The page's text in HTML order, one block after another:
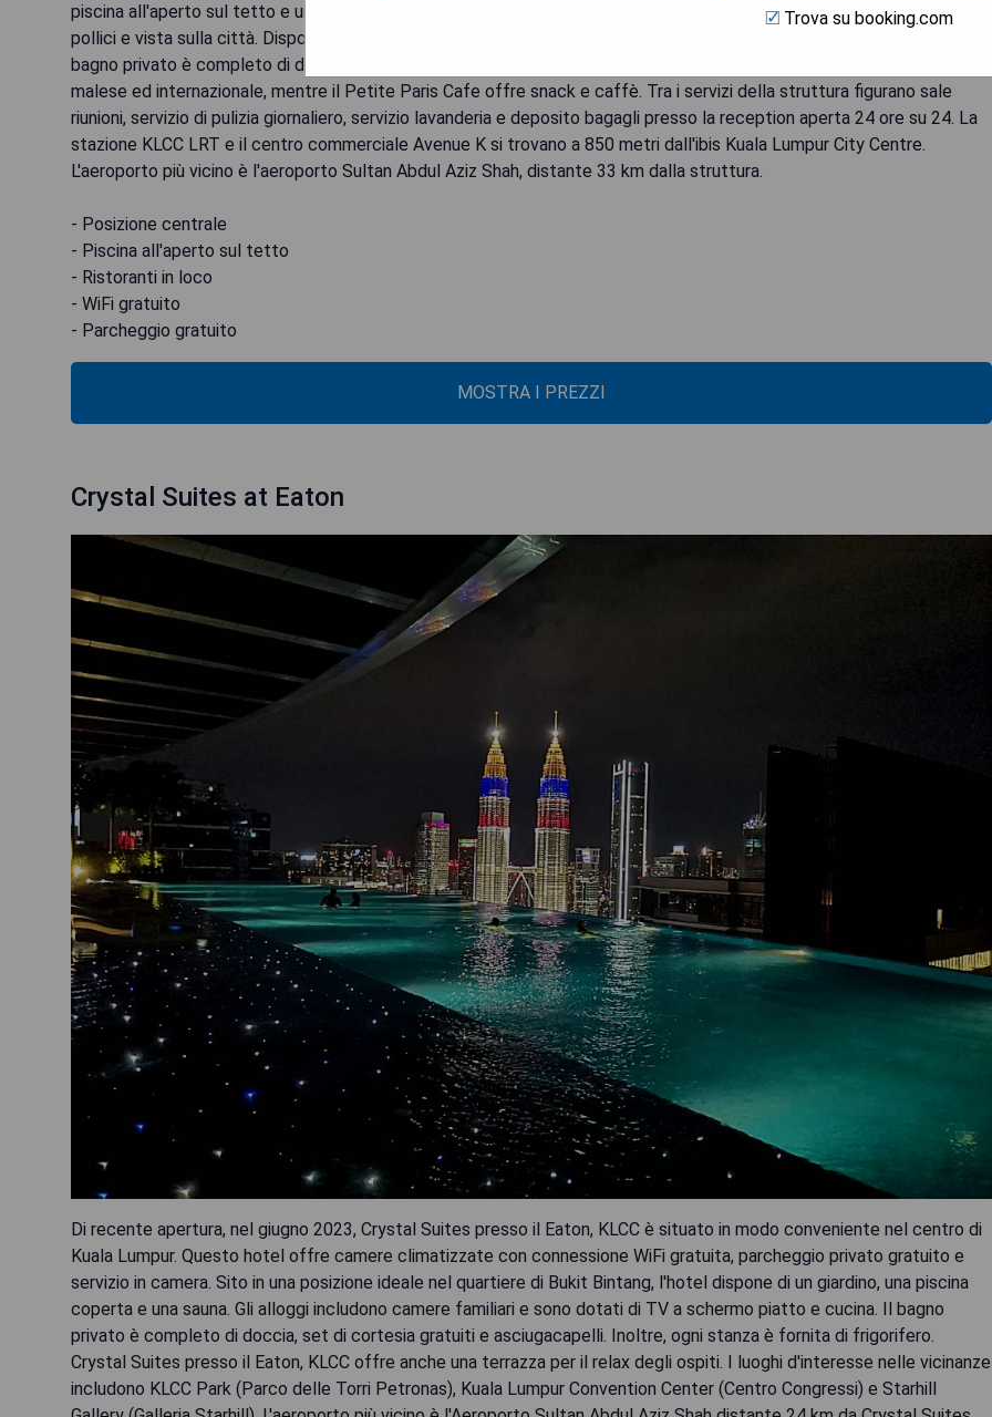
piscina all'aperto sul tetto e una piscina per bambini. Ogni camera è climatizzata e dotata di TV a schermo piatto da 40
pollici e vista sulla città. Dispone anche di 2 ristoranti, WiFi gratuito e parcheggio gratuito. È inoltre fornita un minibar. Il
bagno privato è completo di doccia con soffione a pioggia e set di cortesia gratuiti. Kampung Kitchen propone cucina
malese ed internazionale, mentre il Petite Paris Cafe offre snack e caffè. Tra i servizi della struttura figurano sale
riunioni, servizio di pulizia giornaliero, servizio lavanderia e deposito bagagli presso la reception aperta 24 ore su 24. La
stazione KLCC LRT e il centro commerciale Avenue K si trovano a 850 metri dall'ibis Kuala Lumpur City Centre.
L'aeroporto più vicino è l'aeroporto Sultan Abdul Aziz Shah, distante 33 km dalla struttura.
- Posizione centrale
- Piscina all'aperto sul tetto
- Ristoranti in loco
- WiFi gratuito
- Parcheggio gratuito
MOSTRA I PREZZI
Crystal Suites at Eaton
Di recente apertura, nel giugno 2023, Crystal Suites presso il Eaton, KLCC è situato in modo conveniente nel centro di
Kuala Lumpur. Questo hotel offre camere climatizzate con connessione WiFi gratuita, parcheggio privato gratuito e
servizio in camera. Sito in una posizione ideale nel quartiere di Bukit Bintang, l'hotel dispone di un giardino, una piscina
coperta e una sauna. Gli alloggi includono camere familiari e sono dotati di TV a schermo piatto e cucina. Il bagno
privato è completo di doccia, set di cortesia gratuiti e asciugacapelli. Inoltre, ogni stanza è fornita di frigorifero.
Crystal Suites presso il Eaton, KLCC offre anche una terrazza per il relax degli ospiti. I luoghi d'interesse nelle vicinanze
includono KLCC Park (Parco delle Torri Petronas), Kuala Lumpur Convention Center (Centro Congressi) e Starhill
Trova su booking.com